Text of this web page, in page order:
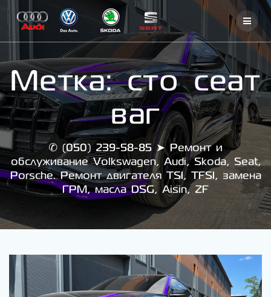
Skip
content
Метка:сто сеат
ваг
✆ (050) 239-58-85 ➤ Ремонт и
обслуживание Volkswagen, Audi, Skoda, Seat,
Porsche. Ремонт двигателя TSI, TFSI, замена
ГРМ, масла DSG, Aisin, ZF